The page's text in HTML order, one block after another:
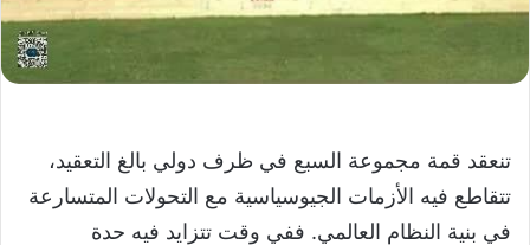
تنعقد قمة مجموعة السبع في ظرف دولي بالغ التعقيد،
تتقاطع فيه الأزمات الجيوسياسية مع التحولات المتسارعة
في بنية النظام العالمي. ففي وقت تتزايد فيه حدة